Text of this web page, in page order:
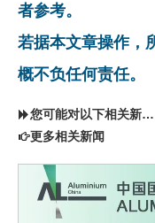
者参考。
若据本文章操作，
概不负任何责任。
您可能对以下相关新闻同样感兴趣
更多相关新闻